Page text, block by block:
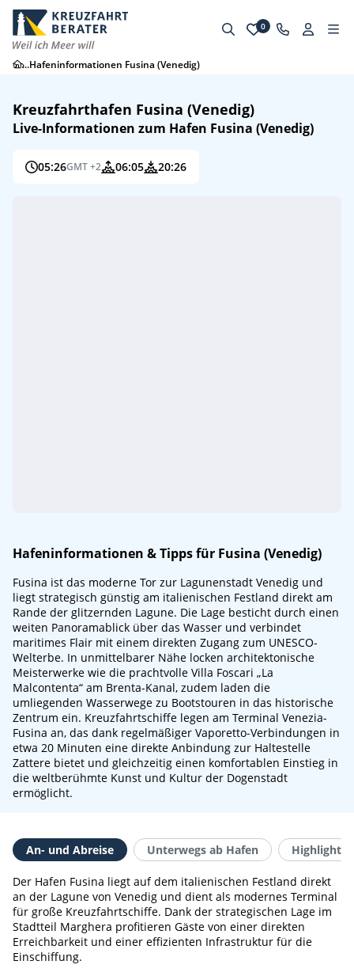
0
...Hafeninformationen Fusina (Venedig)
Kreuzfahrthafen Fusina (Venedig)
Live-Informationen zum Hafen Fusina (Venedig)
05:26GMT +2 06:05 20:26
Hafeninformationen & Tipps für Fusina (Venedig)
Fusina ist das moderne Tor zur Lagunenstadt Venedig und
liegt strategisch günstig am italienischen Festland direkt am
Rande der glitzernden Lagune. Die Lage besticht durch einen
weiten Panoramablick über das Wasser und verbindet
maritimes Flair mit einem direkten Zugang zum UNESCO-
Welterbe. In unmittelbarer Nähe locken architektonische
Meisterwerke wie die prachtvolle Villa Foscari „La
Malcontenta“ am Brenta-Kanal, zudem laden die
umliegenden Wasserwege zu Bootstouren in das historische
Zentrum ein. Kreuzfahrtschiffe legen am Terminal Venezia-
Fusina an, das dank regelmäßiger Vaporetto-Verbindungen in
etwa 20 Minuten eine direkte Anbindung zur Haltestelle
Zattere bietet und gleichzeitig einen komfortablen Einstieg in
die weltberühmte Kunst und Kultur der Dogenstadt
ermöglicht.
An- und Abreise Unterwegs ab Hafen Highlights
Der Hafen Fusina liegt auf dem italienischen Festland direkt
an der Lagune von Venedig und dient als modernes Terminal
für große Kreuzfahrtschiffe. Dank der strategischen Lage im
Stadtteil Marghera profitieren Gäste von einer direkten
Erreichbarkeit und einer effizienten Infrastruktur für die
Einschiffung.